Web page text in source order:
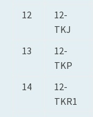
12
12-
TKJ
13
12-
TKP
14
12-
TKR1